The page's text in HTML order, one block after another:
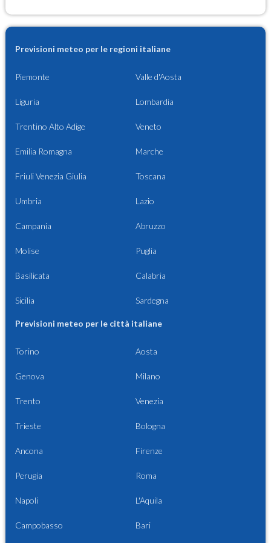
Previsioni meteo per le regioni italiane
Piemonte Valle d'Aosta
Liguria Lombardia
Trentino Alto Adige Veneto
Emilia Romagna Marche
Friuli Venezia Giulia Toscana
Umbria Lazio
Campania Abruzzo
Molise Puglia
Basilicata Calabria
Sicilia Sardegna
Previsioni meteo per le città italiane
Torino Aosta
Genova Milano
Trento Venezia
Trieste Bologna
Ancona Firenze
Perugia Roma
Napoli L'Aquila
Campobasso Bari